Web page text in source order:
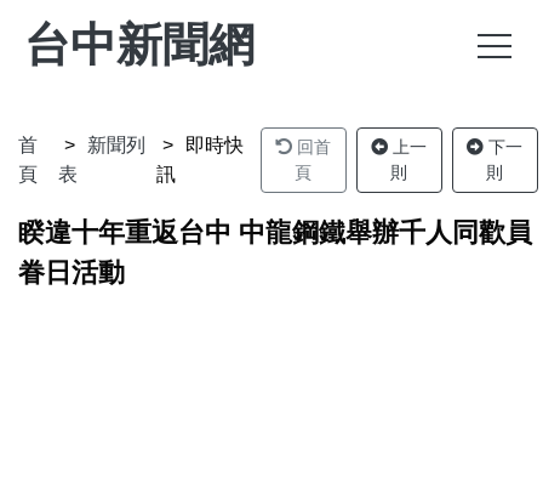
台中新聞網
首
頁
新聞列
表
即時快
訊
回首
頁
上一
則
下一
則
睽違十年重返台中 中龍鋼鐵舉辦千人同歡員
眷日活動